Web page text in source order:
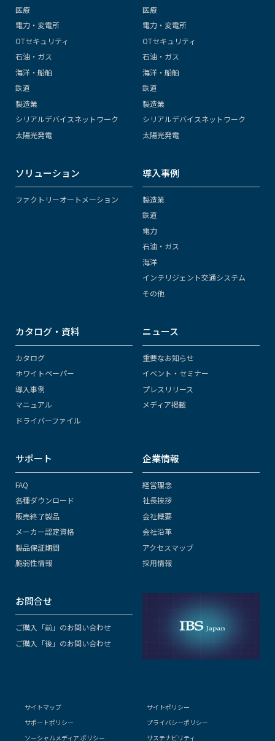
医療
電力・変電所
OTセキュリティ
石油・ガス
海洋・船舶
鉄道
製造業
シリアルデバイスネットワーク
太陽光発電
医療
電力・変電所
OTセキュリティ
石油・ガス
海洋・船舶
鉄道
製造業
シリアルデバイスネットワーク
太陽光発電
ソリューション
ファクトリーオートメーション
導入事例
製造業
鉄道
電力
石油・ガス
海洋
インテリジェント交通システム
その他
カタログ・資料
カタログ
ホワイトペーパー
導入事例
マニュアル
ドライバーファイル
ニュース
重要なお知らせ
イベント・セミナー
プレスリリース
メディア掲載
サポート
FAQ
各種ダウンロード
販売終了製品
メーカー認定資格
製品保証期間
脆弱性情報
企業情報
経営理念
社長挨拶
会社概要
会社沿革
アクセスマップ
採用情報
お問合せ
ご購入「前」のお問い合わせ
ご購入「後」のお問い合わせ
サイトマップ
サイトポリシー
サポートポリシー
プライバシーポリシー
ソーシャルメディア ポリシー
サステナビリティ